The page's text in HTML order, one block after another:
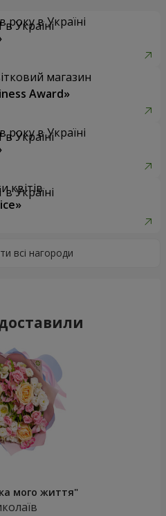
року в Україні
магазин
Award»
року в Україні
квітів
мого життя"